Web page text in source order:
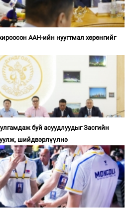
ААН-ийн нуугтмал хөрөнгийг
буй асуудлуудыг Засгийн
шийдвэрлүүлнэ